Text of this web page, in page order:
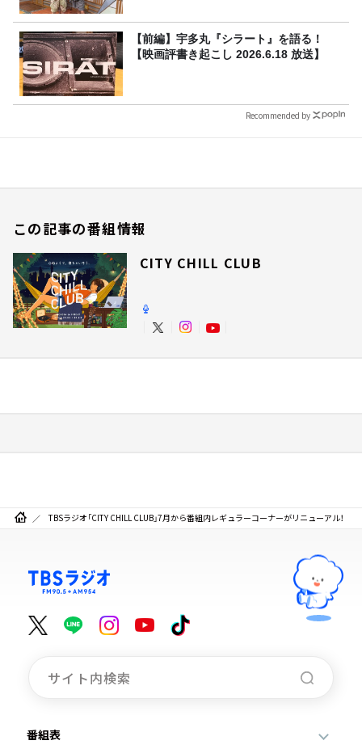
【前編】宇多丸『シラート』を語る！
【映画評書き起こし 2026.6.18 放送】
Recommended by
この記事の番組情報
CITY CHILL CLUB
TBSラジオ「CITY CHILL CLUB」7月から番組内レギュラーコーナーがリニューアル！
番組表